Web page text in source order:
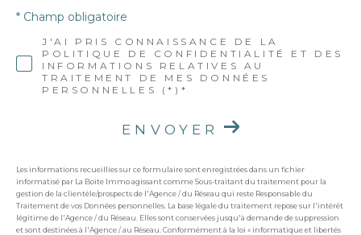
J'AI PRIS CONNAISSANCE DE LA
POLITIQUE DE CONFIDENTIALITÉ ET DES
INFORMATIONS RELATIVES AU
TRAITEMENT DE MES DONNÉES
PERSONNELLES (*)*
* Champ obligatoire
ENVOYER
Les informations recueillies sur ce formulaire sont enregistrées dans un fichier
informatisé par La Boite Immo agissant comme Sous-traitant du traitement pour la
gestion de la clientèle/prospects de l'Agence / du Réseau qui reste Responsable du
Traitement de vos Données personnelles. La base légale du traitement repose sur l'intérêt
légitime de l'Agence / du Réseau. Elles sont conservées jusqu'à demande de suppression
et sont destinées à l'Agence / au Réseau. Conformément à la loi « informatique et libertés